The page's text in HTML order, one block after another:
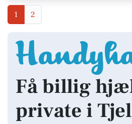
1 2
Få billig
private i